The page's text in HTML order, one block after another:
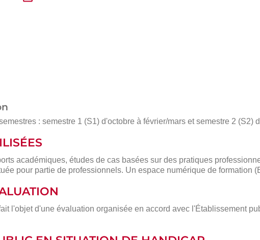
: semestre 1 (S1) d'octobre à février/mars et semestre 2 (S2)
académiques, études de cas basées sur des pratiques
pour partie de professionnels. Un espace numérique de formation
l'objet d'une évaluation organisée en accord avec l'Établissement